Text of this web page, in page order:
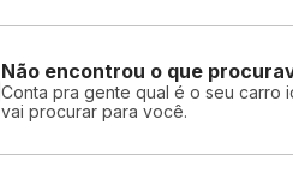
Não encontrou o que
Conta pra gente qual é o seu carro
vai procurar para você.